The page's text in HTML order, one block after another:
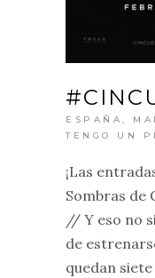
ESPAÑA ,
TENGO UN
¡Las
Sombras de
// Y eso no
de
quedan